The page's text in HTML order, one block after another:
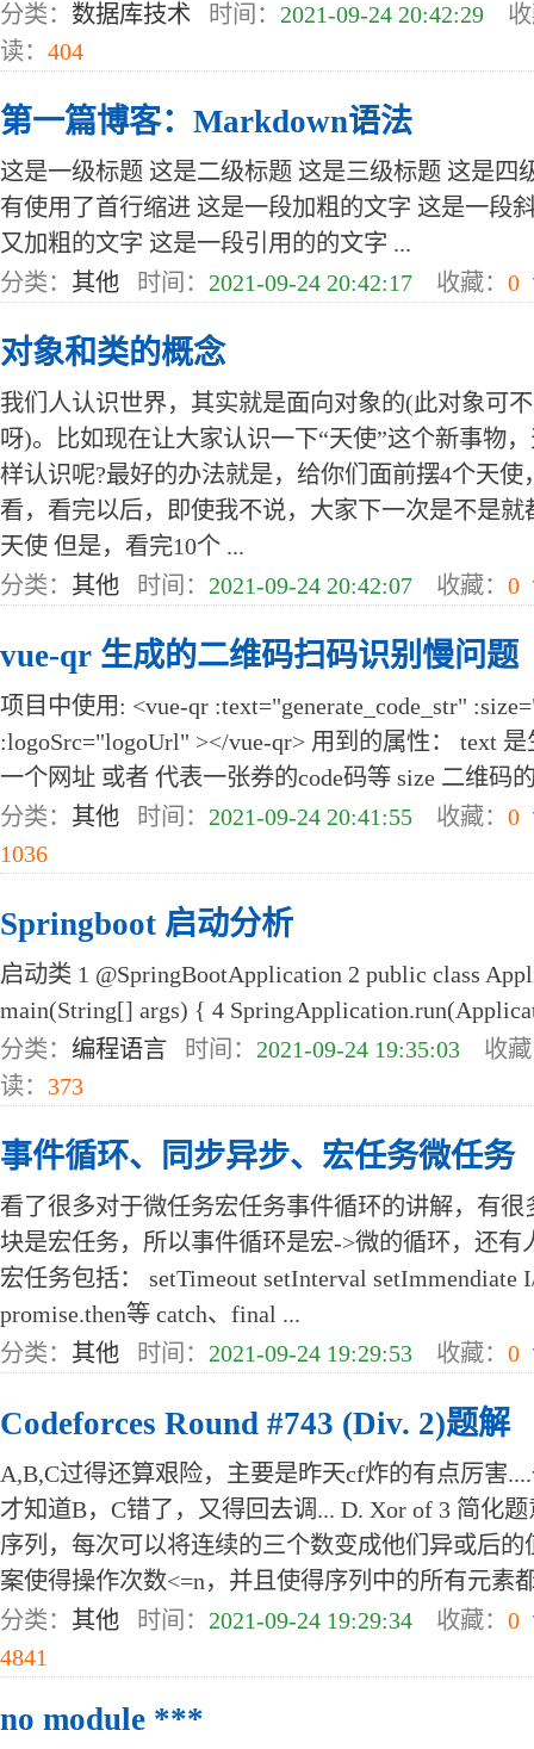
分类： 数据库技术 时间： 2021-09-24 20:42:29 收
读： 404
第一篇博客：Markdown语法
这是一级标题 这是二级标题 这是三级标题 这是四
有使用了首行缩进 这是一段加粗的文字 这是一段
又加粗的文字 这是一段引用的的文字 ...
分类： 其他 时间： 2021-09-24 20:42:17 收藏： 0
对象和类的概念
我们人认识世界，其实就是面向对象的(此对象可
呀)。比如现在让大家认识一下“天使”这个新事物
样认识呢?最好的办法就是，给你们面前摆4个天
看，看完以后，即使我不说，大家下一次是不是就
天使 但是，看完10个 ...
分类： 其他 时间： 2021-09-24 20:42:07 收藏： 0
vue-qr 生成的二维码扫码识别慢问题
项目中使用: <vue-qr :text="generate_code_str"
:logoSrc="logoUrl" ></vue-qr> 用到的属性： text
一个网址 或者 代表一张券的code码等 size 二维码
分类： 其他 时间： 2021-09-24 20:41:55 收藏： 0
1036
Springboot 启动分析
启动类 1 @SpringBootApplication 2 public class
main(String[] args) { 4
分类： 编程语言 时间： 2021-09-24 19:35:03 收藏
读： 373
事件循环、同步异步、宏任务微任务
看了很多对于微任务宏任务事件循环的讲解，有
块是宏任务，所以事件循环是宏->微的循环，还有
宏任务包括： setTimeout setInterval
promise.then等 catch、final ...
分类： 其他 时间： 2021-09-24 19:29:53 收藏： 0
Codeforces Round #743 (Div. 2)题解
A,B,C过得还算艰险，主要是昨天cf炸的有点厉害
才知道B，C错了，又得回去调... D. Xor of 3 简化
序列，每次可以将连续的三个数变成他们异或后
案使得操作次数<=n，并且使得序列中的所有元素
分类： 其他 时间： 2021-09-24 19:29:34 收藏： 0
4841
no module ***